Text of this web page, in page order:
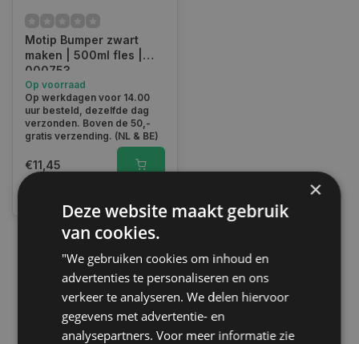
Motip Bumper zwart
maken | 500ml fles |
000753
Op voorraad
Op werkdagen voor 14.00
uur besteld, dezelfde dag
verzonden. Boven de 50,-
gratis verzending. (NL & BE)
€11,45
1
×
Deze website maakt gebruik
van cookies.
"We gebruiken cookies om inhoud en
advertenties te personaliseren en ons
verkeer te analyseren. We delen hiervoor
gegevens met advertentie- en
analysepartners. Voor meer informatie zie